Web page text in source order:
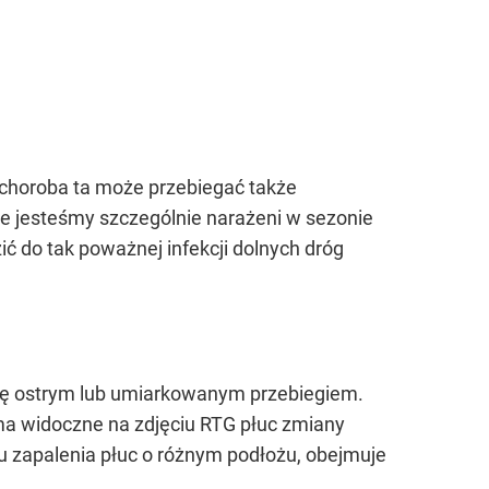
ta może przebiegać także
jesteśmy szczególnie narażeni w sezonie
do tak poważnej infekcji dolnych dróg
ostrym lub umiarkowanym przebiegiem.
widoczne na zdjęciu RTG płuc zmiany
płuc o różnym podłożu, obejmuje